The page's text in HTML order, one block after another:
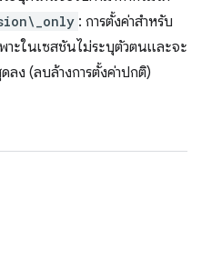
: การตั้งค่าสำหรับ
าะในเซสชันไม่ระบุตัวตนและจะ
ง (ลบล้างการตั้งค่าปกติ)